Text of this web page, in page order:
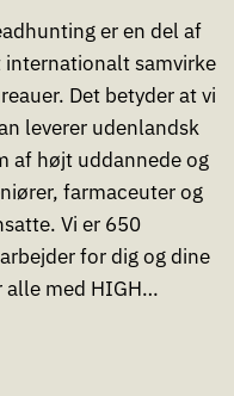
er en del af
internationalt samvirke
Det betyder at vi
leverer udenlandsk
af højt uddannede og
farmaceuter og
Vi er 650
for dig og dine
alle med HIGH…